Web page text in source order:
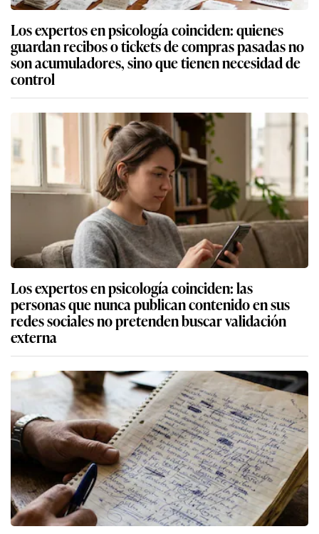
Los expertos en psicología coinciden: quienes
guardan recibos o tickets de compras pasadas no
son acumuladores, sino que tienen necesidad de
control
Los expertos en psicología coinciden: las
personas que nunca publican contenido en sus
redes sociales no pretenden buscar validación
externa